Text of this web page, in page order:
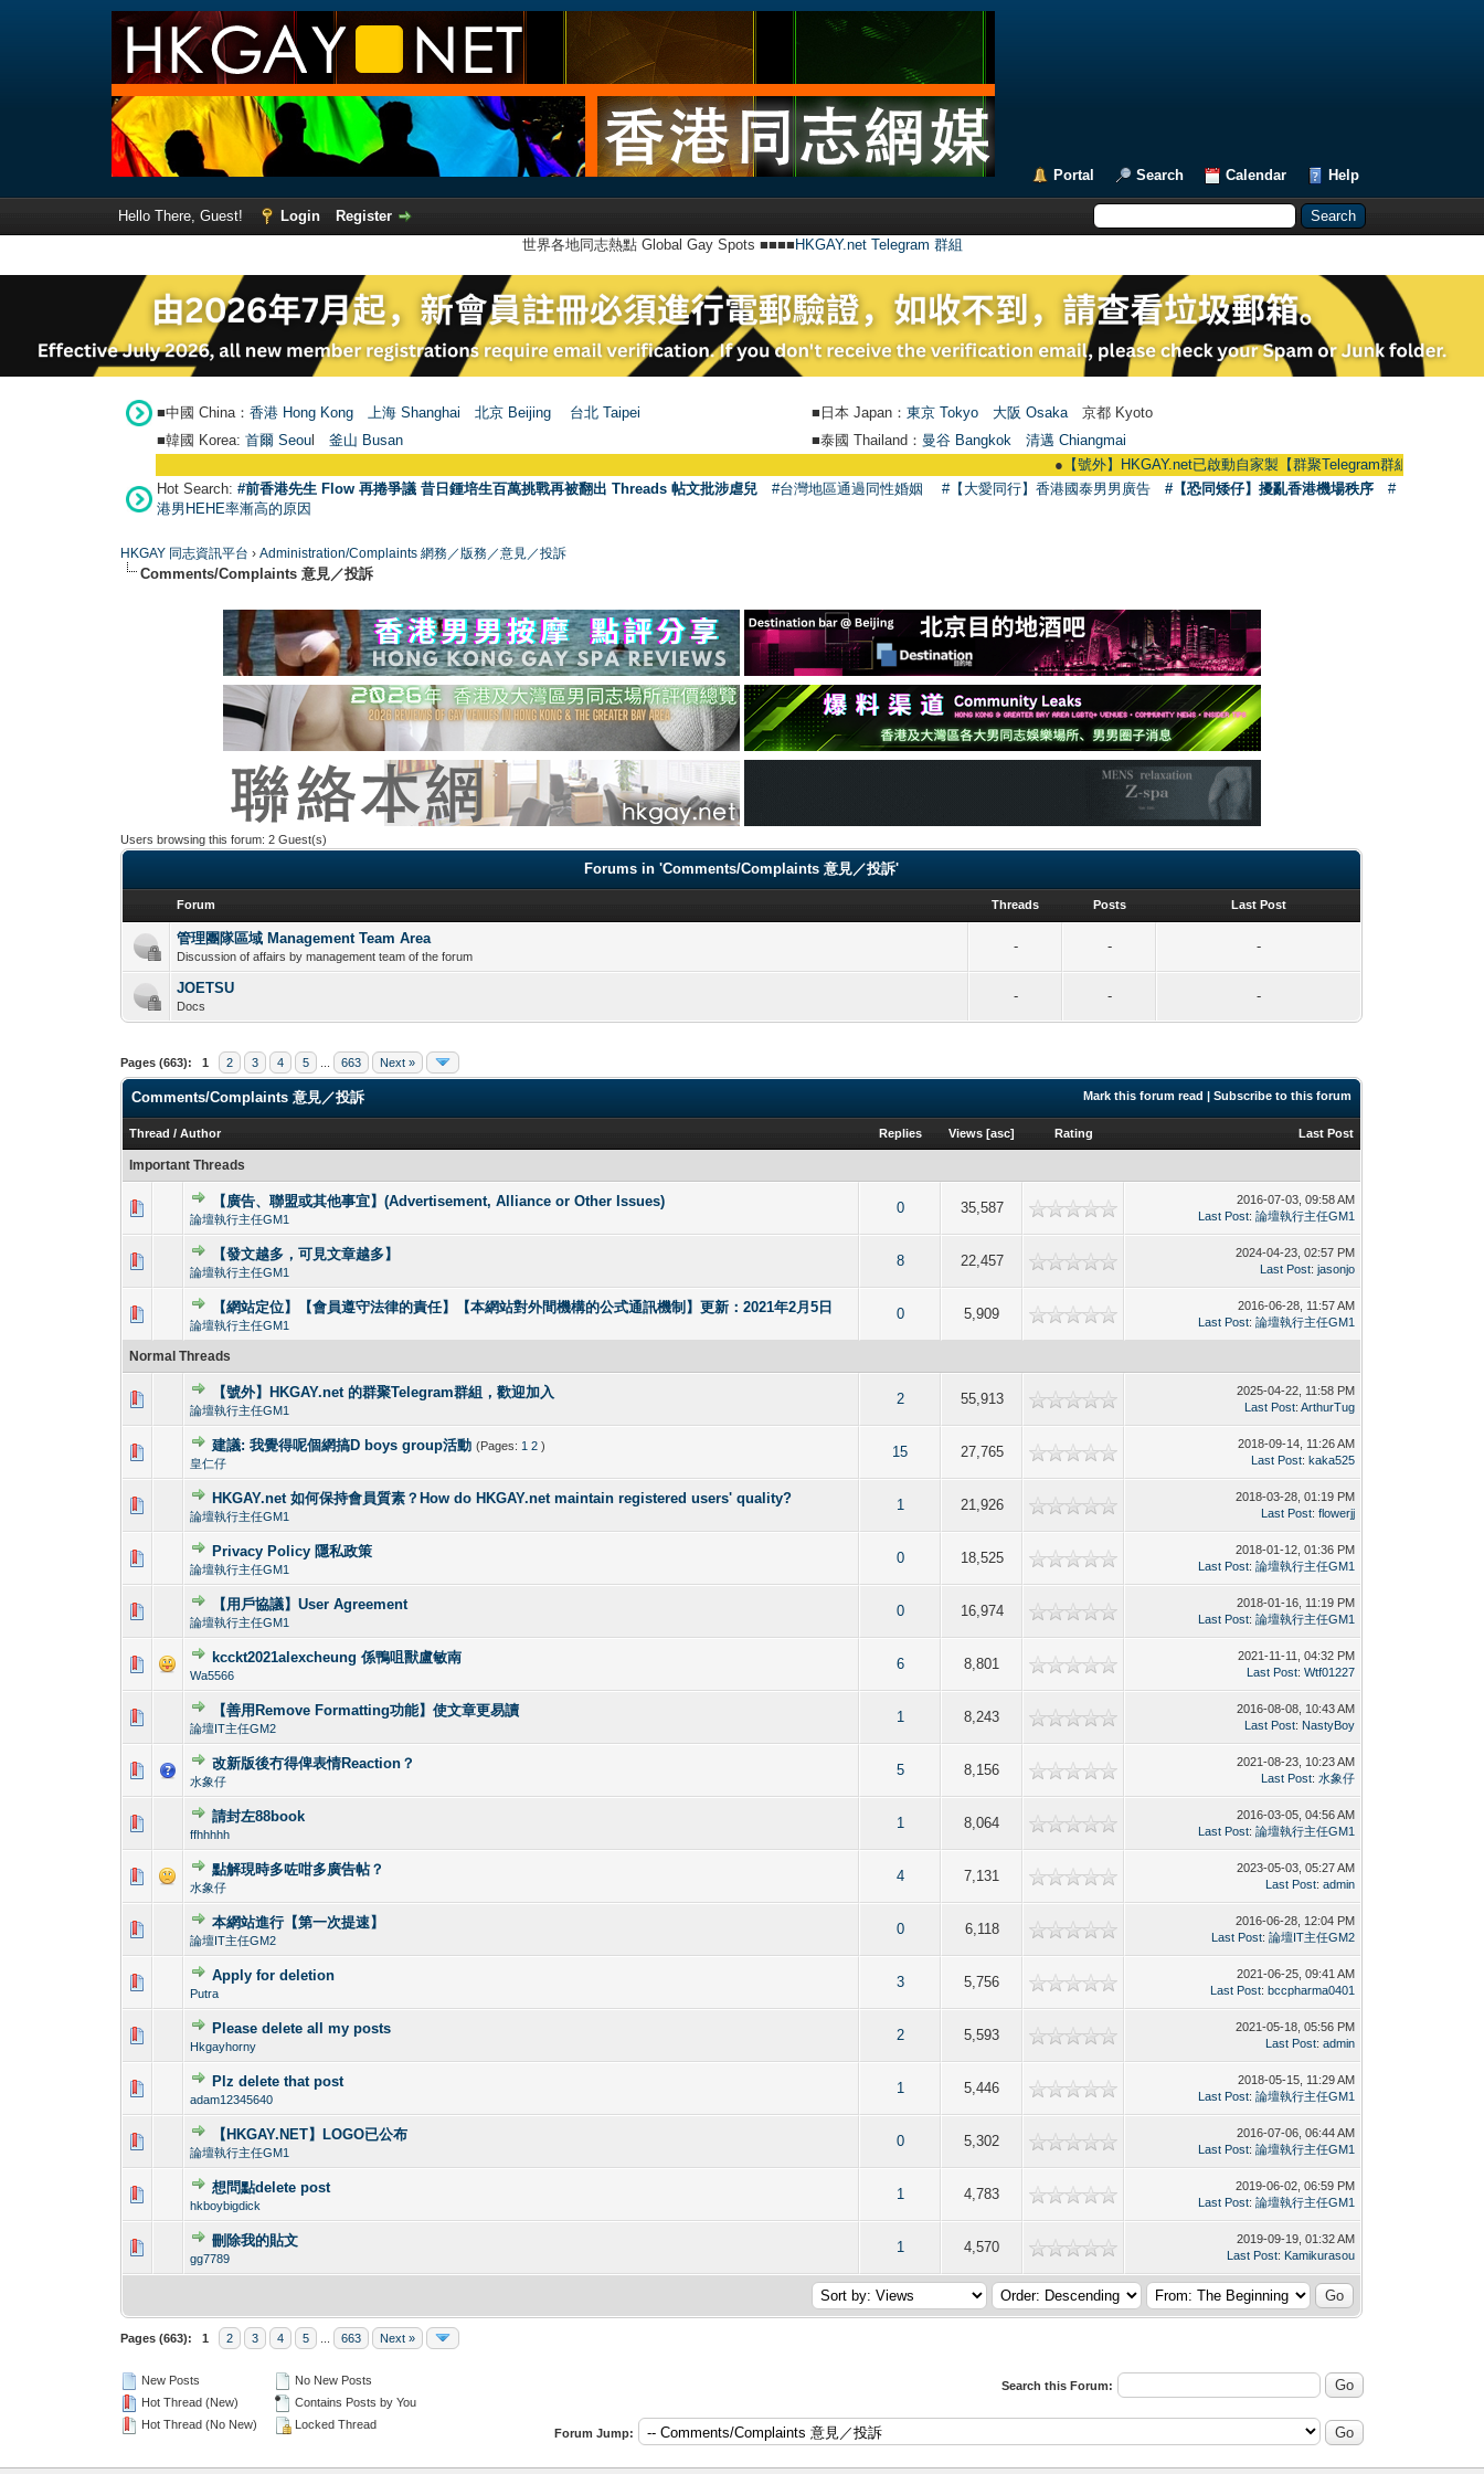
Portal Search Calendar Help
Hello There, Guest! Login
Register
世界各地同志熱點 Global Gay Spots ■■■■ HKGAY.net Telegram 群組
■中國 China： 香港 Hong Kong 上海 Shanghai 北京 Beijing 台北 Taipei ■日本 Japan： 東京 Tokyo 大阪 Osaka 京都 Kyoto
■韓國 Korea: 首爾 Seou 釜山 Busan ■泰國 Thailand： 曼谷 Bangkok
清邁 Chiangmai
【號外】HKGAY.net已啟動自家製【群聚Telegram群組】 HKGAY.net
Hot Search: #前香港先生 Flow 再捲爭議 昔日鍾培生百萬挑戰再被翻出 Threads 帖文批涉虐兒 #台灣地區通過同性婚姻 #【大愛同行】香港國泰男男廣告 #【恐同矮仔】擾亂香港機場秩序
#
港男HEHE率漸高的原因
HKGAY 同志資訊平台 ›Administration/Complaints 網務／版務／意見／投訴
Comments/Complaints 意見／投訴
Users browsing this forum: 2 Guest(s)
Forums in 'Comments/Complaints 意見／投訴'
Forum Threads Posts Last Post
管理團隊區域 Management Team Area
Discussion of affairs by management team of the forum
- - -
JOETSU
Docs
- - -
Pages (663): 1 2 3 4 5 663 Next »
Mark this forum read |Subscribe to this forum
Comments/Complaints 意見／投訴
Thread /Author Replies Views [asc] Rating Last Post
Important Threads
【廣告、聯盟或其他事宜】(Advertisement, Alliance or Other Issues)
論壇執行主任GM1
0 35,587
0 Vote(s) - 0 out of 5 in Average
1 2345
2016-07-03, 09:58 AM
Last Post:論壇執行主任GM1
【發文越多，可見文章越多】
論壇執行主任GM1
8 22,457
0 Vote(s) - 0 out of 5 in Average
2024-04-23, 02:57 PM
Last Post:jasonjo
【網站定位】【會員遵守法律的責任】【本網站對外間機構的公式通訊機制】更新：2021年2月5日
論壇執行主任GM1
0 5,909
0 Vote(s) - 0 out of 5 in Average
12345
2016-06-28, 11:57 AM
Last Post:論壇執行主任GM1
Normal Threads
【號外】HKGAY.net 的群聚Telegram群組，歡迎加入
論壇執行主任GM1
2 55,913
0 Vote(s) - 0 out of 5 in Average
12345
2025-04-22, 11:58 PM
Last Post:ArthurTug
建議: 我覺得呢個網搞D boys group活動 (Pages: 1 2 )
皇仁仔
15 27,765
0 Vote(s) - 0 out of 5 in Average
1234 5
2018-09-14, 11:26 AM
Last Post:kaka525
HKGAY.net 如何保持會員質素？How do HKGAY.net maintain registered users' quality?
論壇執行主任GM1
1 21,926
0 Vote(s) - 0 out of 5 in Average
12345
2018-03-28, 01:19 PM
Last Post:flowerjj
Privacy Policy 隱私政策
論壇執行主任GM1
0 18,525
2018-01-12, 01:36 PM
Last Post:論壇執行主任GM1
【用戶協議】User Agreement
論壇執行主任GM1
0 16,974
0 Vote(s) - 0 out of 5 in Average
2018-01-16, 11:19 PM
Last Post:論壇執行主任GM1
kcckt2021alexcheung 係鴨咀獸盧敏南
Wa5566
6 8,801
0 Vote(s) - 0 out of 5 in Average
2021-11-11, 04:32 PM
Last Post:Wtf01227
【善用Remove Formatting功能】使文章更易讀
論壇IT主任GM2
1 8,243
0 Vote(s) - 0 out of 5 in Average
12345
2016-08-08, 10:43 AM
Last Post: NastyBoy
改新版後冇得俾表情Reaction？
水象仔
5 8,156
0 Vote(s) - 0 out of 5 in Average
2021-08-23, 10:23 AM
Last Post:水象仔
請封左88book
ffhhhhh
1 8,064
2016-03-05, 04:56 AM
Last Post:論壇執行主任GM1
點解現時多咗咁多廣告帖？
水象仔
4 7,131
0 Vote(s) - 0 out of 5 in Average
2023-05-03, 05:27 AM
Last Post:admin
本網站進行【第一次提速】
論壇IT主任GM2
0 6,118
0 Vote(s) - 0 out of 5 in Average
2016-06-28, 12:04 PM
Last Post:論壇IT主任GM2
Apply for deletion
Putra
3 5,756
2021-06-25, 09:41 AM
Last Post:bccpharma0401
Please delete all my posts
Hkgayhorny
2 5,593
0 Vote(s) - 0 out of 5 in Average
2021-05-18, 05:56 PM
Last Post:admin
Plz delete that post
adam12345640
1 5,446
2018-05-15, 11:29 AM
Last Post:論壇執行主任GM1
【HKGAY.NET】LOGO已公布
論壇執行主任GM1
0 5,302
0 Vote(s) - 0 out of 5 in Average
2016-07-06, 06:44 AM
Last Post:論壇執行主任GM1
想問點delete post
hkboybigdick
1 4,783
2019-06-02, 06:59 PM
Last Post:論壇執行主任GM1
刪除我的貼文
gg7789
1 4,570
2019-09-19, 01:32 AM
Last Post: Kamikurasou
Pages (663): 1 2 3 4 5 663 Next »
New Posts
Hot Thread (New)
Hot Thread (No New)
No New Posts
Contains Posts by You
Locked Thread
Search this Forum:
Forum Jump: